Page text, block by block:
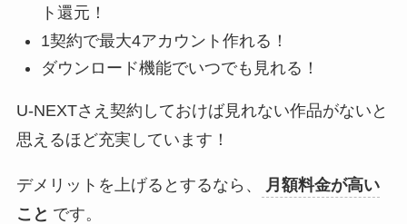
ト還元！
1契約で最大4アカウント作れる！
ダウンロード機能でいつでも見れる！
U-NEXTさえ契約しておけば見れない作品がないと
思えるほど充実しています！
デメリットを上げるとするなら、
月額料金が高い
こと です。